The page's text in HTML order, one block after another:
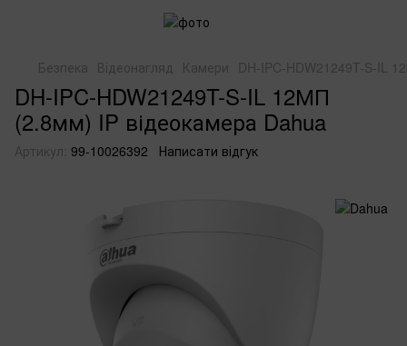
Безпека Відеонагляд Камери DH-IPC-HDW21249T-S-IL
DH-IPC-HDW21249T-S-IL 12МП
(2.8мм) IP відеокамера Dahua
Артикул: 99-10026392 Написати відгук